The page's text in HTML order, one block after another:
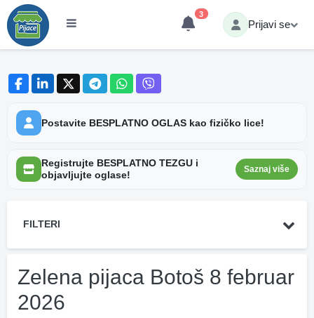
3
Prijavi se
Postavite BESPLATNO OGLAS kao fizičko lice!
Registrujte BESPLATNO TEZGU i
objavljujte oglase!
Saznaj više
FILTERI
Zelena pijaca Botoš 8 februar
2026